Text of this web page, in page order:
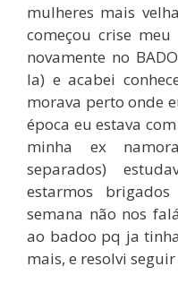
mulheres mais
começou crise
novamente no
la) e acabei
morava perto onde
época eu estava
minha ex
separados)
estarmos
semana não nos
ao badoo pq ja
mais, e resolvi